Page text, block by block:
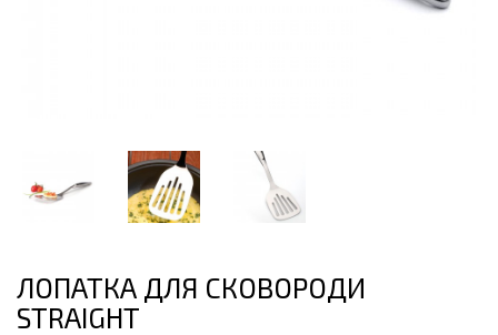
ЛОПАТКА ДЛЯ СКОВОРОДИ
STRAIGHT